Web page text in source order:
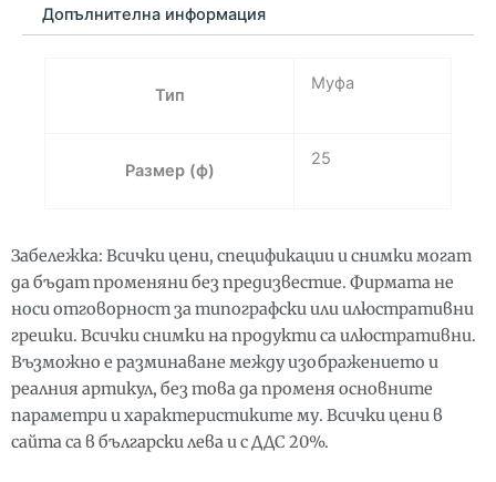
Ф25Допълнителна информация
Тип
Муфа
Размер (ф)
25
Забележка: Всички цени, спецификации и снимки могат
да бъдат променяни без предизвестие. Фирмата не
носи отговорност за типографски или илюстративни
грешки. Всички снимки на продукти са илюстративни.
Възможно е разминаване между изображението и
реалния артикул, без това да променя основните
параметри и характеристиките му. Всички цени в
сайта са в български лева и с ДДС 20%.